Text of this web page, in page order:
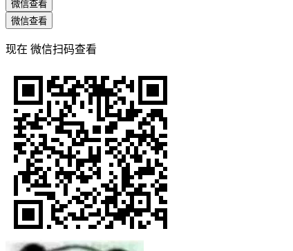
微信查看
微信查看
现在 微信扫码查看